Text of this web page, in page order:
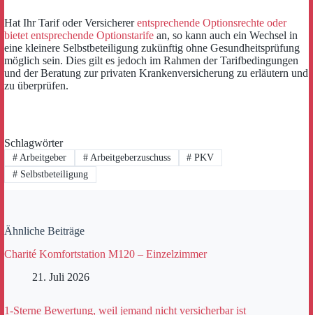
Hat Ihr Tarif oder Versichererentsprechende Optionsrechte oder
bietet entsprechende Optionstarife an, so kann auch ein Wechsel in
eine kleinere Selbstbeteiligung zukünftig ohne Gesundheitsprüfung
möglich sein. Dies gilt es jedoch im Rahmen der Tarifbedingungen
und der Beratung zur privaten Krankenversicherung zu erläutern und
zu überprüfen.
Schlagwörter
#Arbeitgeber #Arbeitgeberzuschuss # PKV
#Selbstbeteiligung
Ähnliche Beiträge
Charité Komfortstation M120 – Einzelzimmer
21. Juli 2026
1-Sterne Bewertung, weil jemand nicht versicherbar ist